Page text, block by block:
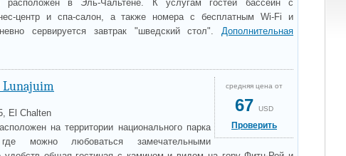
расположен в Эль-Чальтене. К услугам гостей бассейн с
центр и спа-салон, а также номера с бесплатным Wi-Fi и
сервируется завтрак "шведский стол". Дополнительная
средняя цена от
67 USD
Проверить
Lunajuim
El Chalten
на территории национального парка
где можно любоваться замечательными